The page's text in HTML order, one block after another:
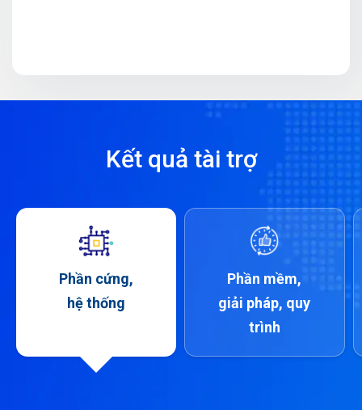
Kết quả tài trợ
Phần cứng,
hệ thống
Phần mềm,
giải pháp, quy
trình